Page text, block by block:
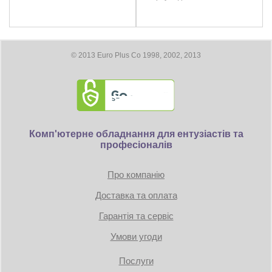
DisplayPort 1.4 : 7680×4320
Коннекторы питания: 3 x 8pin
DirectX 12 Ultimate
CrossFireX - нет
AMD FreeSync Technology
Radeon VR Ready Premium
© 2013 Euro Plus Co 1998, 2002, 2013
Комп'ютерне обладнання для ентузіастів та
професіоналів
Про компанію
Доставка та оплата
Гарантія та сервіс
Умови угоди
Послуги